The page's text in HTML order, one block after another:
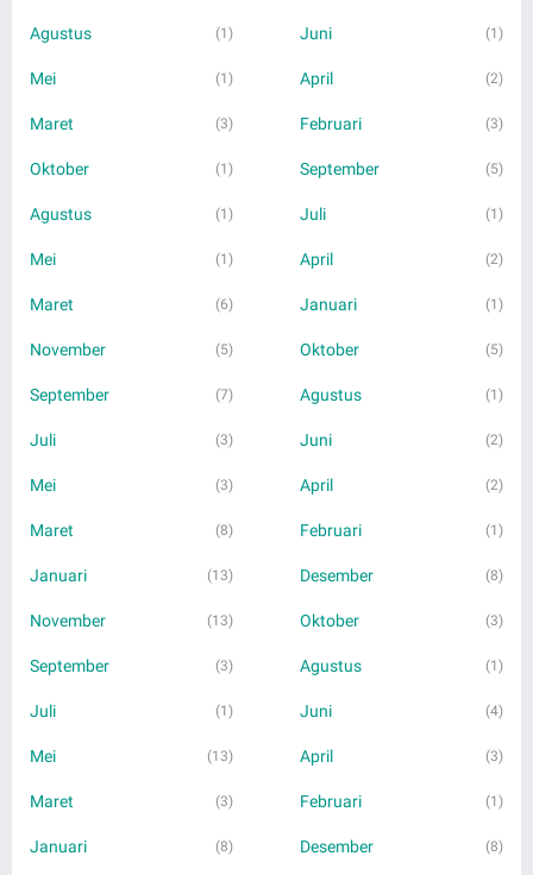
Agustus (1) Juni (1)
Mei (1) April (2)
Maret (3) Februari (3)
Oktober (1) September (5)
Agustus (1) Juli (1)
Mei (1) April (2)
Maret (6) Januari (1)
November (5) Oktober (5)
September (7) Agustus (1)
Juli (3) Juni (2)
Mei (3) April (2)
Maret (8) Februari (1)
Januari (13) Desember (8)
November (13) Oktober (3)
September (3) Agustus (1)
Juli (1) Juni (4)
Mei (13) April (3)
Maret (3) Februari (1)
Januari (8) Desember (8)